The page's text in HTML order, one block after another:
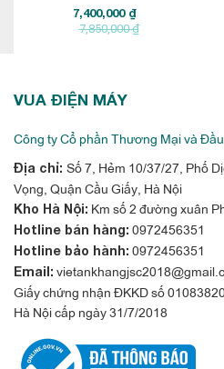
7,400,000 ₫
7,850,000 ₫
VUA ĐIỆN MÁY
Công ty Cổ phần Thương Mại và
Địa chỉ: Số 7, Hẻm 10/37/27, Phố
Vọng, Quận Cầu Giấy, Hà Nội
Kho Hà Nội: Km số 2 đường xuân
Hotline bán hàng: 0972456351
Hotline bảo hành: 0972456351
Email:
Giấy chứng nhận ĐKKD số
Hà Nội cấp ngày 31/7/2018